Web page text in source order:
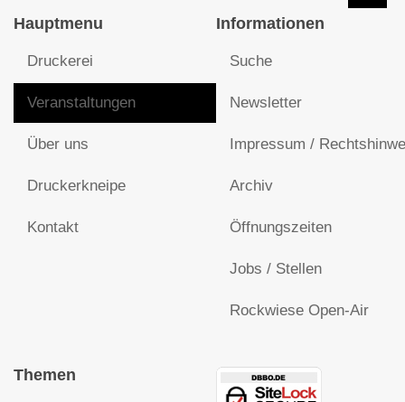
Hauptmenu
Druckerei
Veranstaltungen
Über uns
Druckerkneipe
Kontakt
Informationen
Suche
Newsletter
Impressum /
Archiv
Öffnungszeiten
Jobs / Stellen
Rockwiese Open-Air
Themen